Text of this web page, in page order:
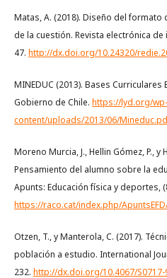
Matas, A. (2018). Diseño del
de la cuestión. Revista electrónica
47. http://dx.doi.org/10.24320/
MINEDUC (2013). Bases Curriculares
Gobierno de Chile. https://lyd.org/wp-
content/uploads/2013/06/
Moreno Murcia, J., Hellin Gómez, P., y
Pensamiento del alumno sobre la
Apunts: Educación física y deportes,
https://raco.cat/index.php/
Otzen, T., y Manterola, C. (2017).
población a estudio. International
232. http://dx.doi.org/10.4067/S0717-